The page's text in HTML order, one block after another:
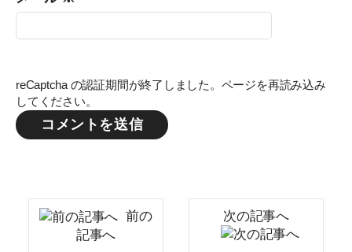
reCaptcha の認証期間が終了しました。ページを再読み込み
してください。
前の
記事へ
次の記事へ